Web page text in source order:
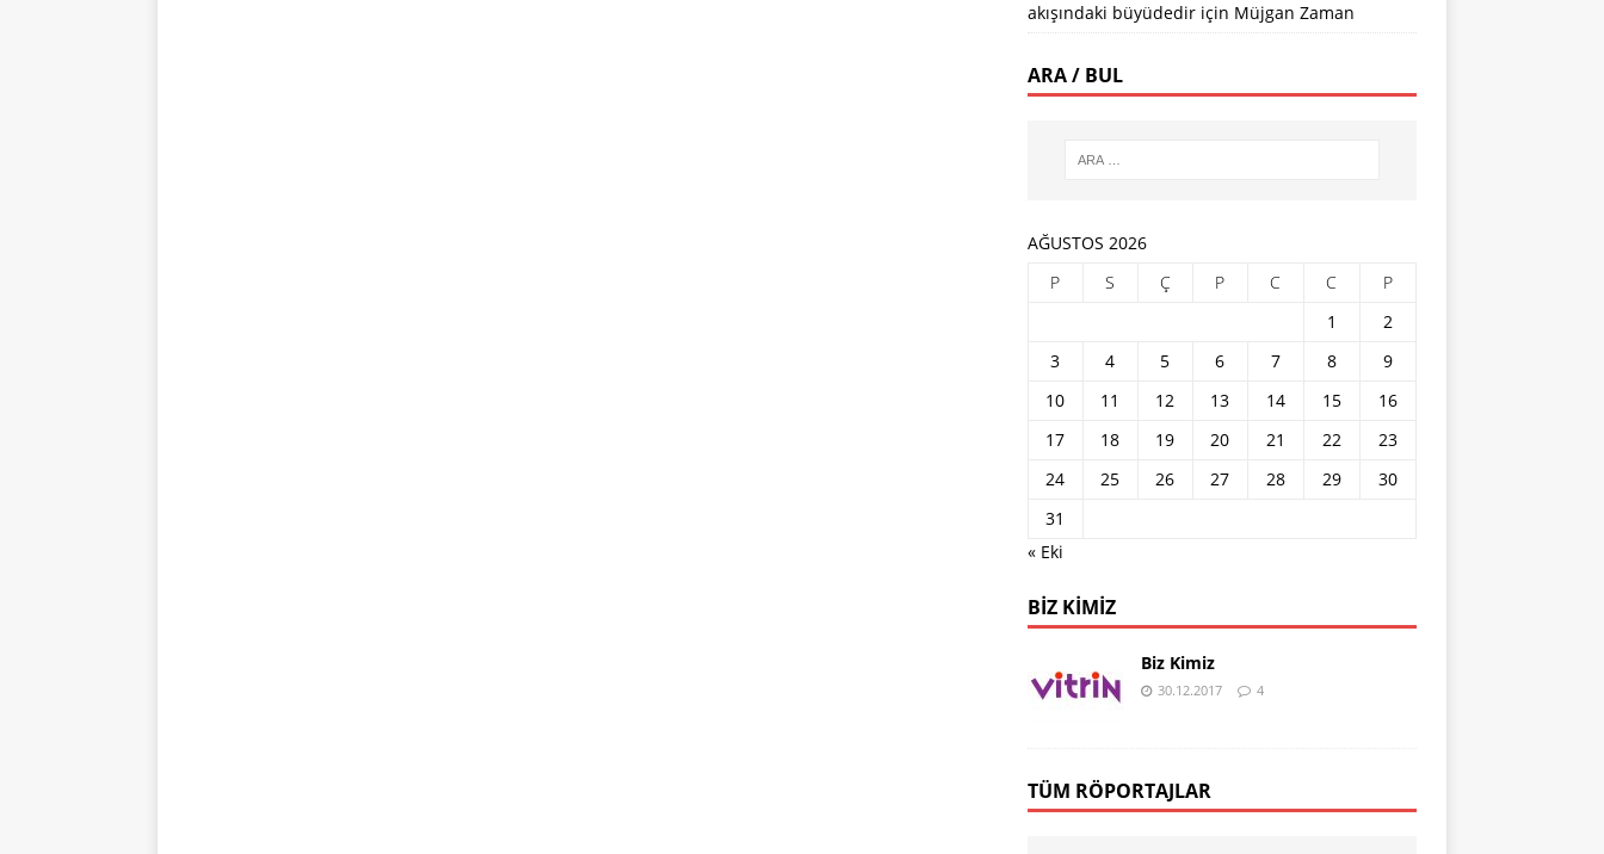
akışındaki büyüdediriçin Müjgan Zaman
ARA / BUL
AĞUSTOS 2026
P
S Ç P C C
P
1
2
3
4 5 6 7 8
9
10
11 12 13 14 15
16
17
18 19 20 21 22
23
24
25 26 27 28 29
30
31
« Eki
BIZ KIMIZ
Biz Kimiz
30.12.2017 4
TÜM RÖPORTAJLAR